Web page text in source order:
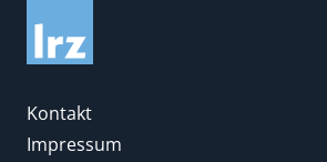
Kontakt
Impressum